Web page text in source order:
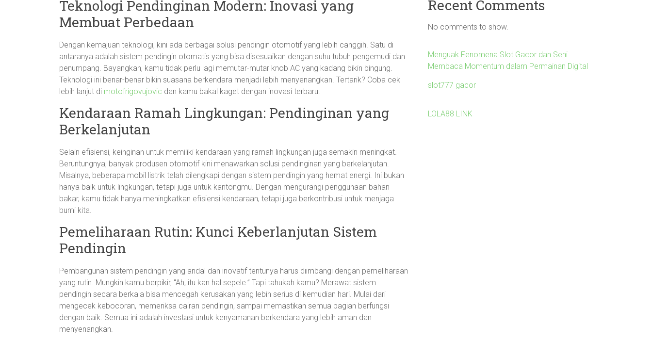
Teknologi Pendinginan Modern: Inovasi yang
Membuat Perbedaan
Dengan kemajuan teknologi, kini ada berbagai solusi pendingin otomotif yang lebih canggih. Satu di
antaranya adalah sistem pendingin otomatis yang bisa disesuaikan dengan suhu tubuh pengemudi dan
penumpang. Bayangkan, kamu tidak perlu lagi memutar-mutar knob AC yang kadang bikin bingung.
Teknologi ini benar-benar bikin suasana berkendara menjadi lebih menyenangkan. Tertarik? Coba cek
lebih lanjut di motofrigovujovic dan kamu bakal kaget dengan inovasi terbaru.
Kendaraan Ramah Lingkungan: Pendinginan yang
Berkelanjutan
Selain efisiensi, keinginan untuk memiliki kendaraan yang ramah lingkungan juga semakin meningkat.
Beruntungnya, banyak produsen otomotif kini menawarkan solusi pendinginan yang berkelanjutan.
Misalnya, beberapa mobil listrik telah dilengkapi dengan sistem pendingin yang hemat energi. Ini bukan
hanya baik untuk lingkungan, tetapi juga untuk kantongmu. Dengan mengurangi penggunaan bahan
bakar, kamu tidak hanya meningkatkan efisiensi kendaraan, tetapi juga berkontribusi untuk menjaga
bumi kita.
Pemeliharaan Rutin: Kunci Keberlanjutan Sistem
Pendingin
Pembangunan sistem pendingin yang andal dan inovatif tentunya harus diimbangi dengan pemeliharaan
yang rutin. Mungkin kamu berpikir, “Ah, itu kan hal sepele.” Tapi tahukah kamu? Merawat sistem
pendingin secara berkala bisa mencegah kerusakan yang lebih serius di kemudian hari. Mulai dari
mengecek kebocoran, memeriksa cairan pendingin, sampai memastikan semua bagian berfungsi
dengan baik. Semua ini adalah investasi untuk kenyamanan berkendara yang lebih aman dan
menyenangkan.
Recent Comments
No comments to show.
Menguak Fenomena Slot Gacor dan Seni
Membaca Momentum dalam Permainan Digital
slot777 gacor
LOLA88 LINK